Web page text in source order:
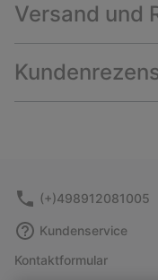
Versand und
(+)498912081005
Kundenservice
Kontaktformular